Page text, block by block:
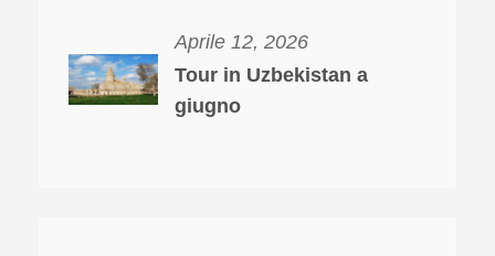
Aprile 12, 2026
Tour in Uzbekistan a
giugno